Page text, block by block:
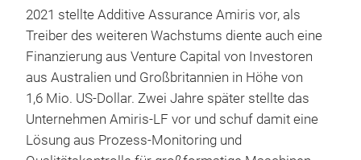
2021 stellte Additive Assurance Amiris vor, als
Treiber des weiteren Wachstums diente auch eine
Finanzierung aus Venture Capital von Investoren
aus Australien und Großbritannien in Höhe von
1,6 Mio. US-Dollar. Zwei Jahre später stellte das
Unternehmen Amiris-LF vor und schuf damit eine
Lösung aus Prozess-Monitoring und